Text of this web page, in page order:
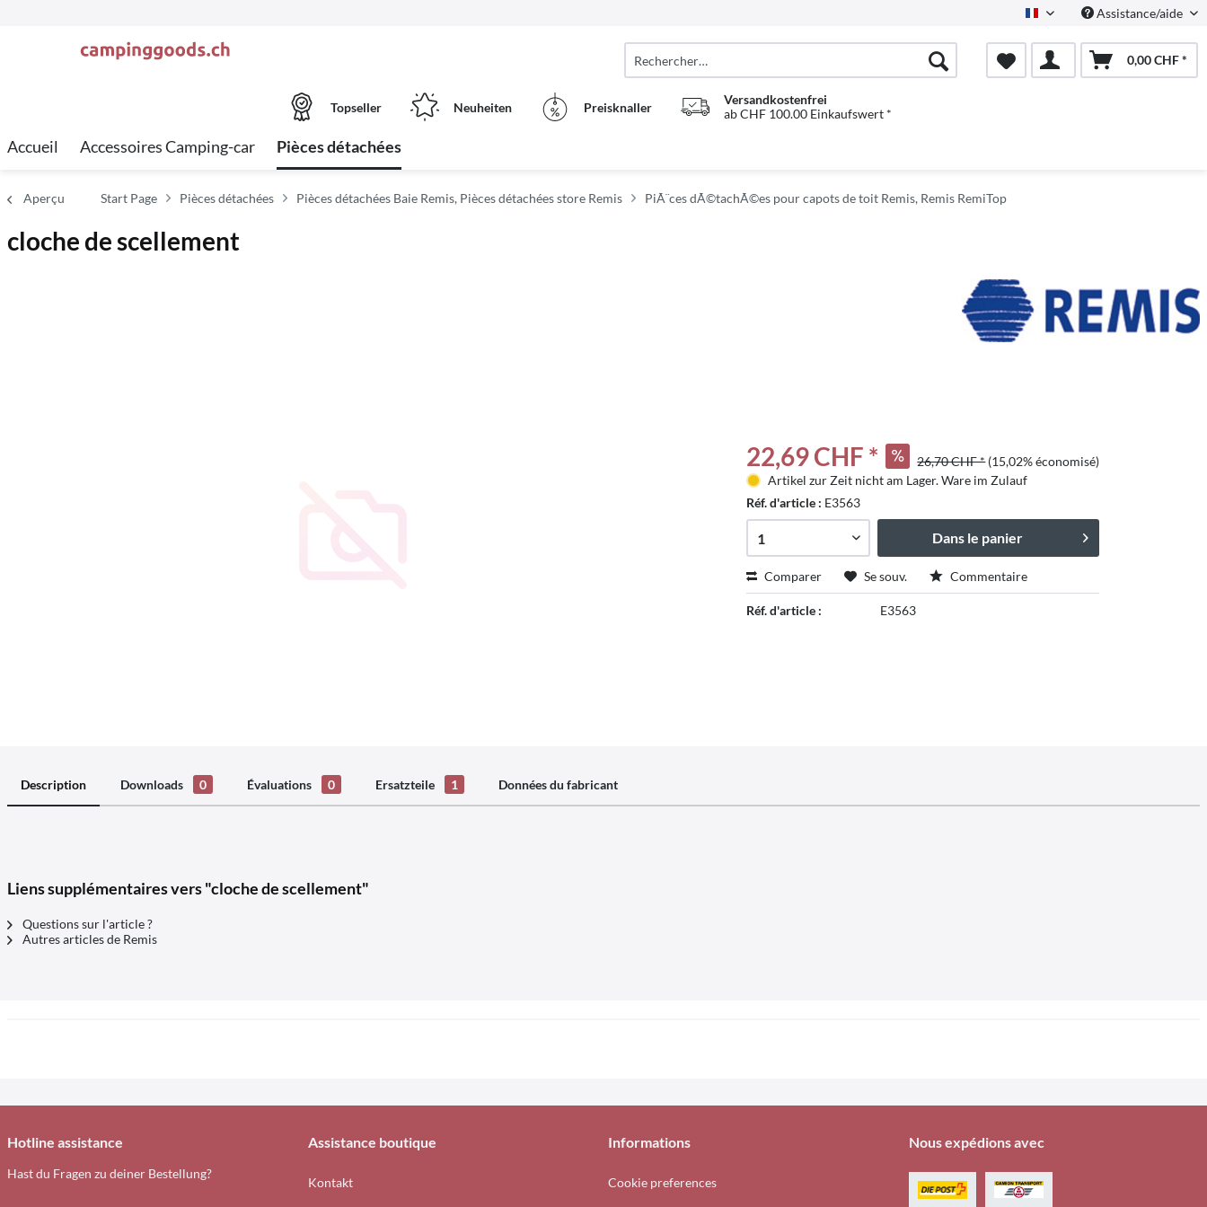
FranzösischAssistance/aide
0,00 CHF *
Topseller Neuheiten Preisknaller
Versandkostenfrei
ab CHF 100.00 Einkaufswert *
Accueil Accessoires Camping-car Pièces détachées
Aperçu Start Page Pièces détachées Pièces détachées Baie Remis, Pièces détachées store Remis PiÃ¨ces dÃ©tachÃ©es pour capots de toit Remis, Remis RemiTop
cloche de scellement
22,69 CHF * 26,70 CHF * (15,02% économisé)
Artikel zur Zeit nicht am Lager. Ware im Zulauf
Réf. d'article : E3563
Dans le panier
Comparer Se souv. Commentaire
Réf. d'article : E3563
Description Downloads 0 Évaluations 0 Ersatzteile 1 Données du fabricant
Liens supplémentaires vers "cloche de scellement"
Questions sur l'article ?
Autres articles de Remis
Hotline assistance
Hast du Fragen zu deiner Bestellung?
Assistance boutique
Kontakt
Informations
Cookie preferences
Nous expédions avec